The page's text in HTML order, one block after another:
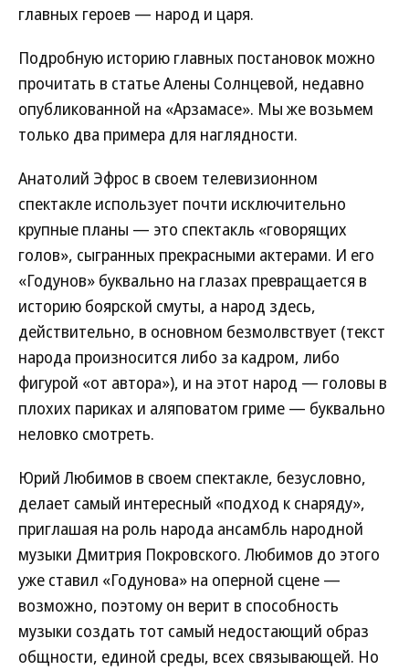
главных героев — народ и царя.
Подробную историю главных постановок можно
прочитать в статье Алены Солнцевой, недавно
опубликованной на «Арзамасе». Мы же возьмем
только два примера для наглядности.
Анатолий Эфрос в своем телевизионном
спектакле использует почти исключительно
крупные планы — это спектакль «говорящих
голов», сыгранных прекрасными актерами. И его
«Годунов» буквально на глазах превращается в
историю боярской смуты, а народ здесь,
действительно, в основном безмолвствует (текст
народа произносится либо за кадром, либо
фигурой «от автора»), и на этот народ — головы в
плохих париках и аляповатом гриме — буквально
неловко смотреть.
Юрий Любимов в своем спектакле, безусловно,
делает самый интересный «подход к снаряду»,
приглашая на роль народа ансамбль народной
музыки Дмитрия Покровского. Любимов до этого
уже ставил «Годунова» на оперной сцене —
возможно, поэтому он верит в способность
музыки создать тот самый недостающий образ
общности, единой среды, всех связывающей. Но